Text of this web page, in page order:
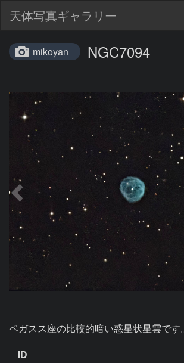
天体写真ギャラリー
mikoyan NGC7094
ペガスス座の比較的暗い惑星状星雲です。
ID